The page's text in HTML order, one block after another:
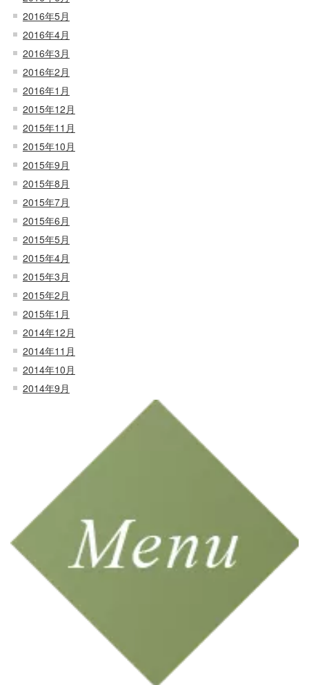
2016年5月
2016年4月
2016年3月
2016年2月
2016年1月
2015年12月
2015年11月
2015年10月
2015年9月
2015年8月
2015年7月
2015年6月
2015年5月
2015年4月
2015年3月
2015年2月
2015年1月
2014年12月
2014年11月
2014年10月
2014年9月